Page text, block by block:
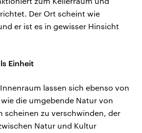
Der Ort scheint wie
er ist es in gewisser Hinsicht
Einheit
lassen sich ebenso von
die umgebende Natur von
scheinen zu verschwinden, der
Natur und Kultur